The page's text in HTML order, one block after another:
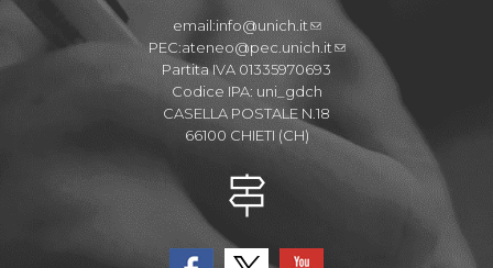
email:info@unich.it
PEC:ateneo@pec.unich.it
Partita IVA 01335970693
Codice IPA: uni_gdch
CASELLA POSTALE N.18
66100 CHIETI (CH)